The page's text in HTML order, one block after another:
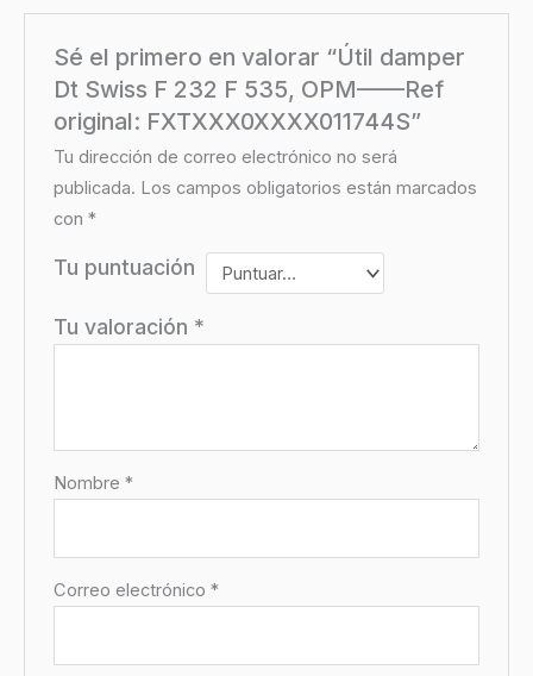
Sé el primero en valorar “Útil damper
Dt Swiss F 232 F 535, OPM——Ref
original: FXTXXX0XXXX011744S”
Tu dirección de correo electrónico no será
publicada. Los campos obligatorios están marcados
con*
Tu puntuación
Tu valoración *
Nombre*
Correo electrónico*